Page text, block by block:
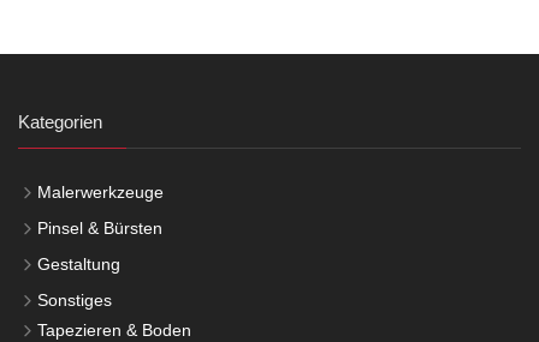
Kategorien
Malerwerkzeuge
Pinsel & Bürsten
Gestaltung
Sonstiges
Tapezieren & Boden